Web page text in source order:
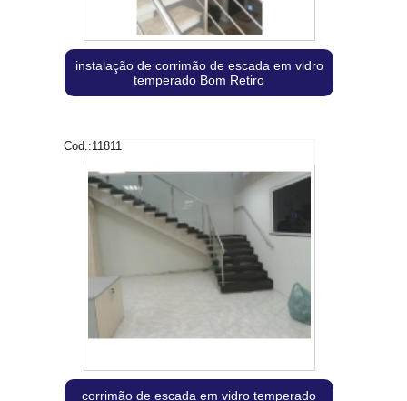
instalação de corrimão de escada em vidro
temperado Bom Retiro
Cod.:11811
corrimão de escada em vidro temperado